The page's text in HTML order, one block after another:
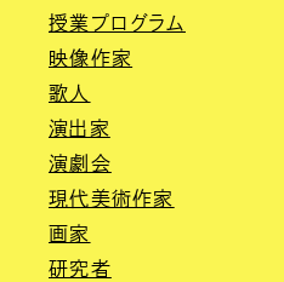
授業プログラム
映像作家
歌人
演出家
演劇会
現代美術作家
画家
研究者